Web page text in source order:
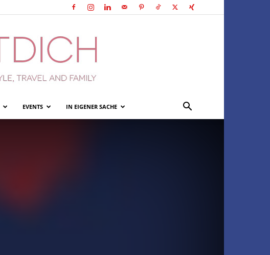
EVENTS IN EIGENER SACHE